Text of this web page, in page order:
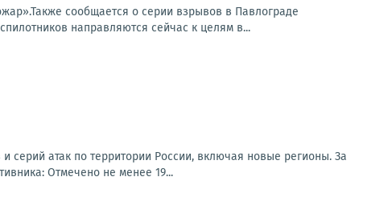
сообщается о серии взрывов в Павлограде
направляются сейчас к целям в...
серий атак по территории России, включая новые регионы. За
Отмечено не менее 19...